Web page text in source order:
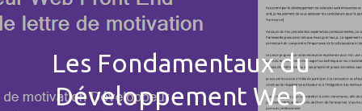
Les Fondamentaux du
Développement Web